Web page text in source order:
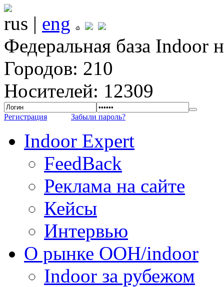
rus | eng
Федеральная база Indoor
Городов: 210
Носителей: 12309
Регистрация Забыли пароль?
Indoor Expert
FeedBack
Реклама на сайте
Кейсы
Интервью
О рынке OOH/indoor
Indoor за рубежом